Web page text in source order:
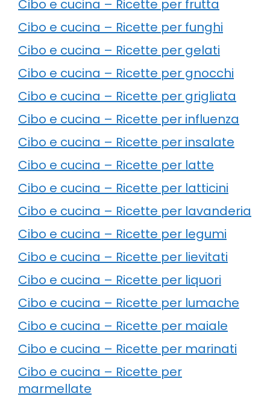
Cibo e cucina – Ricette per frutta
Cibo e cucina – Ricette per funghi
Cibo e cucina – Ricette per gelati
Cibo e cucina – Ricette per gnocchi
Cibo e cucina – Ricette per grigliata
Cibo e cucina – Ricette per influenza
Cibo e cucina – Ricette per insalate
Cibo e cucina – Ricette per latte
Cibo e cucina – Ricette per latticini
Cibo e cucina – Ricette per lavanderia
Cibo e cucina – Ricette per legumi
Cibo e cucina – Ricette per lievitati
Cibo e cucina – Ricette per liquori
Cibo e cucina – Ricette per lumache
Cibo e cucina – Ricette per maiale
Cibo e cucina – Ricette per marinati
Cibo e cucina – Ricette per
marmellate